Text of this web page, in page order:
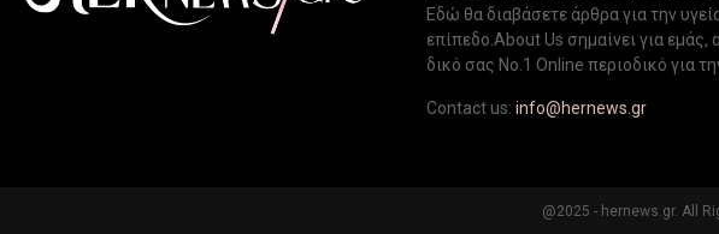
Εδώ θα διαβάσετε άρθρα για την
επίπεδο.About Us σημαίνει για
δικό σας Νo.1 Online περιοδικό για
Contact us: info@hernews.gr
@2025 - hernews.gr. All